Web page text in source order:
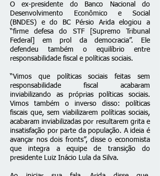
O ex-presidente do Banco Nacional do
Desenvolvimento Econômico e Social
(BNDES) e do BC Pérsio Arida elogiou a
“firme defesa do STF [Supremo Tribunal
Federal] em prol da democracia”. Ele
defendeu também o equilíbrio entre
responsabilidade fiscal e políticas sociais.
“Vimos que políticas sociais feitas sem
responsabilidade fiscal acabaram
inviabilizando as próprias políticas sociais.
Vimos também o inverso disso: políticas
fiscais que, sem viabilizarem políticas sociais,
acabaram inviabilizadas por resultarem grita e
insatisfação por parte da população. A ideia é
avançar nos dois fronts”, disse o economista
que integra a equipe de transição do
presidente Luiz Inácio Lula da Silva.